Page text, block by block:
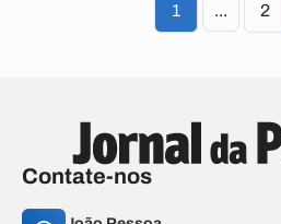
1 ... 2
Contate-nos